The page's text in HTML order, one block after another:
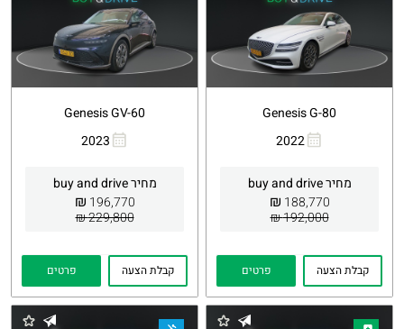
Genesis G-80
2022
מחיר buy and drive
188,770
₪
192,000 ₪
Whatsapp
קבלת הצעה פרטים
Genesis GV-60
2023
מחיר buy and drive
196,770
₪
229,800 ₪
Whatsapp
קבלת הצעה פרטים